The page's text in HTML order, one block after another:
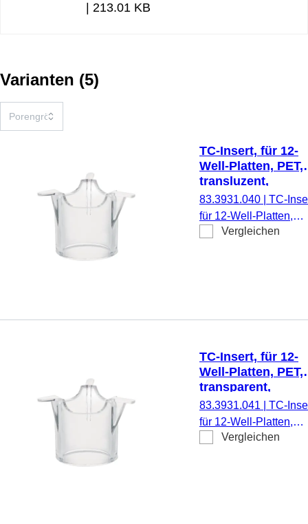
213.01 KB
Varianten (5)
TC-Insert, für 12-
Well-Platten, PET,
transluzent,
Porengröße: 0,4
83.3931.040
TC-
für 12-Well-Platten,
Membran: PET,
Vergleichen
TC-Insert, für 12-
Well-Platten, PET,
transparent,
Porengröße: 0,4
83.3931.041
TC-
für 12-Well-Platten,
Membran: PET,
Vergleichen